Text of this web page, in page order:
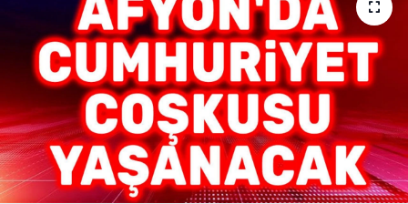
Etkinlikler